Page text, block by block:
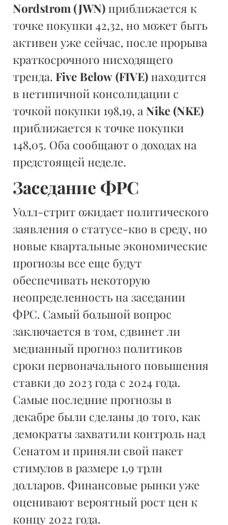
Nordstrom (JWN) приближается к
точке покупки 42,32, но может быть
активен уже сейчас, после прорыва
краткосрочного нисходящего
тренда. Five Below (FIVE) находится
в нетипичной консолидации с
точкой покупки 198,19, а Nike (NKE)
приближается к точке покупки
148,05. Оба сообщают о доходах на
предстоящей неделе.
Заседание ФРС
Уолл-стрит ожидает политического
заявления о статусе-кво в среду, но
новые квартальные экономические
прогнозы все еще будут
обеспечивать некоторую
неопределенность на заседании
ФРС. Самый большой вопрос
заключается в том, сдвинет ли
медианный прогноз политиков
сроки первоначального повышения
ставки до 2023 года с 2024 года.
Самые последние прогнозы в
декабре были сделаны до того, как
демократы захватили контроль над
Сенатом и приняли свой пакет
стимулов в размере 1,9 трлн
долларов. Финансовые рынки уже
оценивают вероятный рост цен к
концу 2022 года.